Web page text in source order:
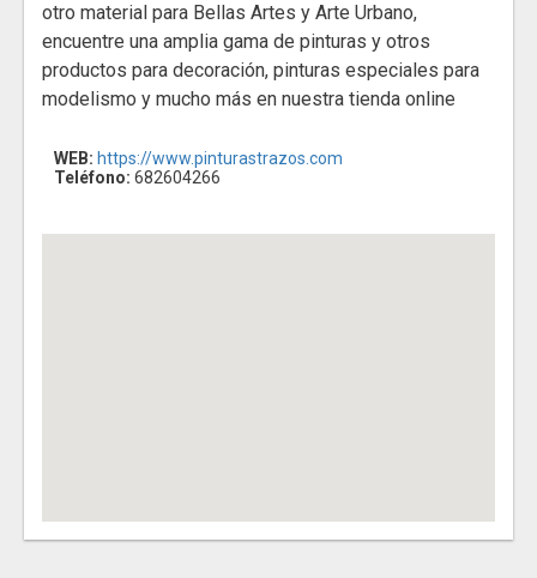
otro material para Bellas Artes y Arte Urbano,
encuentre una amplia gama de pinturas y otros
productos para decoración, pinturas especiales para
modelismo y mucho más en nuestra tienda online
WEB: https://www.pinturastrazos.com
Teléfono: 682604266